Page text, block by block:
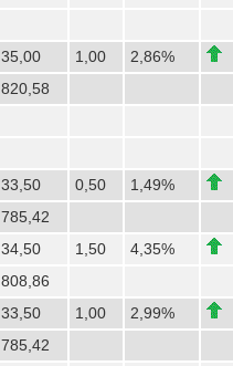
35,00 1,00
2,86%
820,58
33,50 0,50
1,49%
785,42
34,50 1,50
4,35%
808,86
33,50 1,00
2,99%
785,42